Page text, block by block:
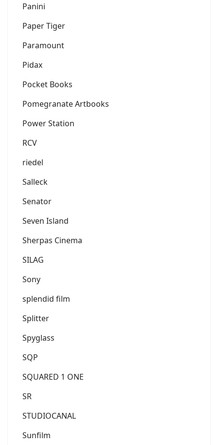
Panini
Paper Tiger
Paramount
Pidax
Pocket Books
Pomegranate Artbooks
Power Station
RCV
riedel
Salleck
Senator
Seven Island
Sherpas Cinema
SILAG
Sony
splendid film
Splitter
Spyglass
SQP
SQUARED 1 ONE
SR
STUDIOCANAL
Sunfilm